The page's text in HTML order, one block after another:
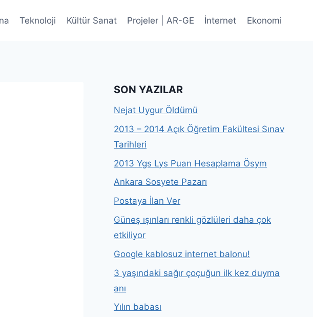
Teknoloji Kültür Sanat Projeler | AR-GE İnternet Ekonomi
SON YAZILAR
Nejat Uygur Öldümü
2013 – 2014 Açık Öğretim Fakültesi Sınav
Tarihleri
2013 Ygs Lys Puan Hesaplama Ösym
Ankara Sosyete Pazarı
Postaya İlan Ver
Güneş ışınları renkli gözlüleri daha çok
etkiliyor
Google kablosuz internet balonu!
3 yaşındaki sağır çoçuğun ilk kez duyma
anı
Yılın babası